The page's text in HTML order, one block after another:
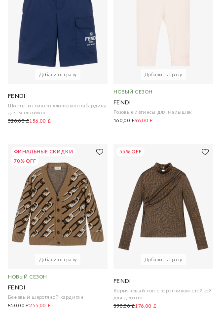
Добавить сразу
FENDI
Шорты из синего хлопкового габардина
для мальчиков
520,00 £156,00 £
Добавить сразу
НОВЫЙ СЕЗОН
FENDI
Розовые легинсы для малышек
160,00 £96,00 £
ФИНАЛЬНЫЕ СКИДКИ
70% OFF
Добавить сразу
НОВЫЙ СЕЗОН
FENDI
Бежевый шерстяной кардиган
850,00 £255,00 £
55% OFF
Добавить сразу
FENDI
Коричневый топ с воротником-стойкой
для девочек
390,00 £176,00 £